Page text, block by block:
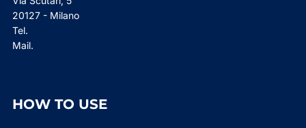
20127 - Milano
Tel.
Mail.
HOW TO USE